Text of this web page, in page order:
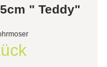
" Teddy"